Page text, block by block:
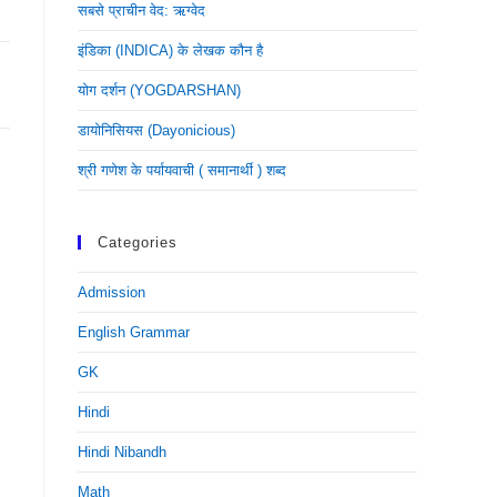
सबसे प्राचीन वेद: ऋग्वेद
इंडिका (INDICA) के लेखक कौन है
योग दर्शन (YOGDARSHAN)
डायोनिसियस (dayonicious)
श्री गणेश के पर्यायवाची ( समानार्थी ) शब्द
Categories
Admission
English Grammar
GK
Hindi
Hindi Nibandh
Math